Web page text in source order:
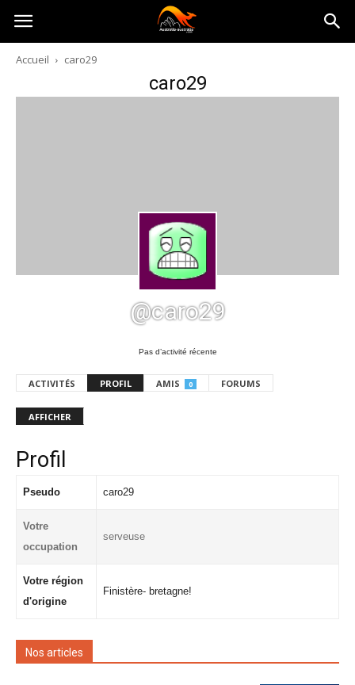
Australia-
australie.com
Accueil caro29
caro29
@caro29
Pas d’activité récente
ACTIVITÉS PROFIL AMIS 0 FORUMS
AFFICHER
Profil
Pseudo caro29
Votre
occupation
serveuse
Votre région
d'origine
Finistère- bretagne!
Nos articles